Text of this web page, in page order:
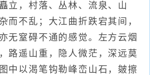
立，村落、丛林、流泉、山
而不乱；大江曲折跌宕其间，
无窒碍不通的感觉。左方云烟
路遥山重，隐人微茫，深远莫
中以渴笔钩勒峰峦山石，皴擦